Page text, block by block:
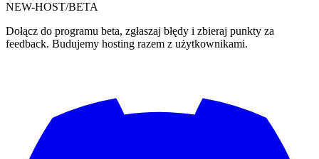
NEW-HOST/BETA
Dołącz do programu beta, zgłaszaj błędy i zbieraj punkty za
feedback. Budujemy hosting razem z użytkownikami.